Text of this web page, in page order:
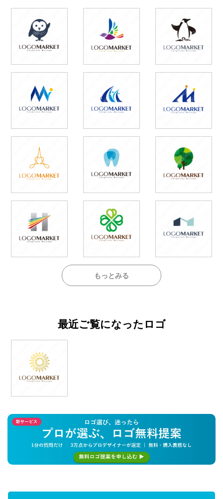
もっとみる
最近ご覧になったロゴ